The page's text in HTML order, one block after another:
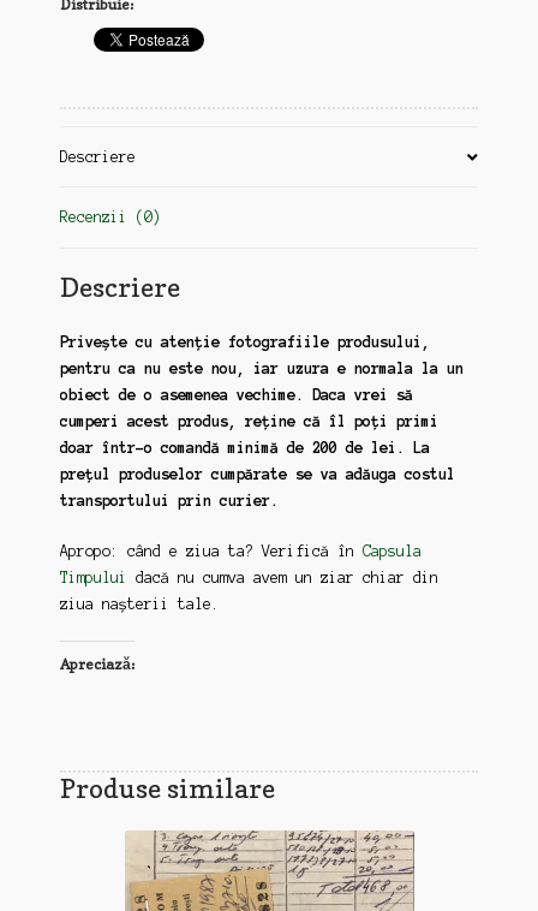
anii
Distribuie:
Descriere
Recenzii (0)
Descriere
Privește cu atenție fotografiile produsului,
pentru ca nu este nou, iar uzura e normala la un
obiect de o asemenea vechime. Daca vrei să
cumperi acest produs, reține că îl poți primi
doar într-o comandă minimă de 200 de lei. La
prețul produselor cumpărate se va adăuga costul
transportului prin curier.
Apropo: când e ziua ta? Verifică în Capsula
Timpului
dacă nu cumva avem un ziar chiar din
ziua nașterii tale.
Apreciază:
Produse similare